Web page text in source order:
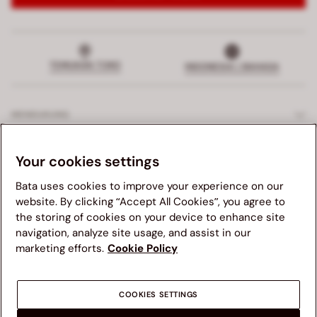
Kami menganjurkan anda untuk mengunjungi website Bata
yang sesuai dengan negara asal anda untuk pengalaman
terbaik. Mohon diingat bahwa ketersediaan barang, harga,
anda gunakan.
TEMUKAN TOKO INDONESIA | BAHASA
PERUSAHAAN
HUKUM
Your cookies settings
Bata uses cookies to improve your experience on our
website. By clicking “Accept All Cookies”, you agree to
the storing of cookies on your device to enhance site
navigation, analyze site usage, and assist in our
marketing efforts. Cookie Policy
COOKIES SETTINGS